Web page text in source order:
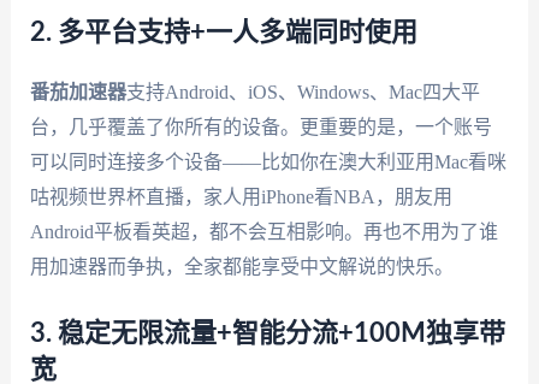
2. 多平台支持+一人多端同时使用
番茄加速器支持Android、iOS、Windows、Mac四大平
台，几乎覆盖了你所有的设备。更重要的是，一个账号
可以同时连接多个设备——比如你在澳大利亚用Mac看咪
咕视频世界杯直播，家人用iPhone看NBA，朋友用
Android平板看英超，都不会互相影响。再也不用为了谁
用加速器而争执，全家都能享受中文解说的快乐。
3. 稳定无限流量+智能分流+100M独享带
宽